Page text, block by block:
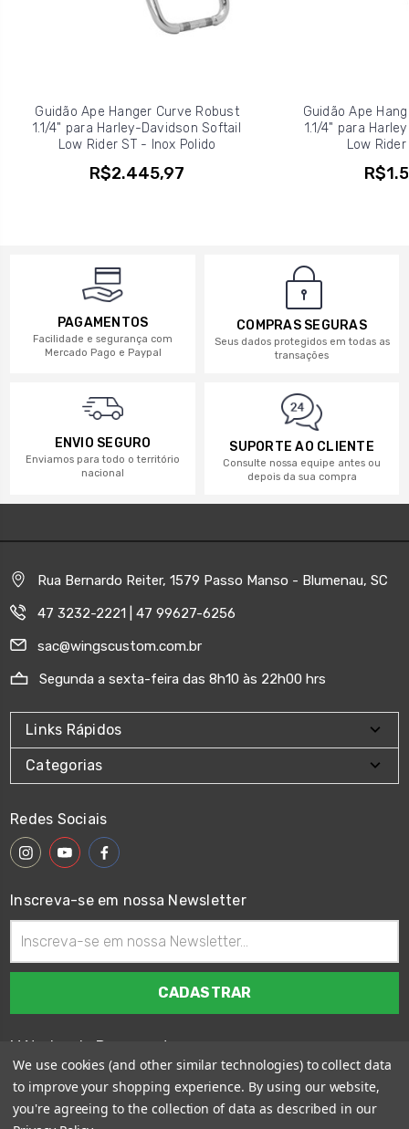
Guidão Ape Hanger Curve Robust
1.1/4" para Harley-Davidson Softail
Low Rider ST - Inox Polido
R$2.445,97
Guidão Ape
1.1/4" para
Low
PAGAMENTOS
Facilidade e segurança com
Mercado Pago e Paypal
COMPRAS SEGURAS
Seus dados protegidos em todas as
transações
ENVIO SEGURO
Enviamos para todo o território
nacional
SUPORTE AO CLIENTE
Consulte nossa equipe antes ou
depois da sua compra
Rua Bernardo Reiter, 1579 Passo Manso - Blumenau, SC
47 3232-2221 | 47 99627-6256
sac@wingscustom.com.br
Segunda a sexta-feira das 8h10 às 22h00 hrs
Links Rápidos
Categorias
Redes Sociais
Inscreva-se em nossa Newsletter
de
email
Métodos de Pagamento
We use cookies (and other similar technologies) to collect data
to improve your shopping experience. By using our website,
you're agreeing to the collection of data as described in our